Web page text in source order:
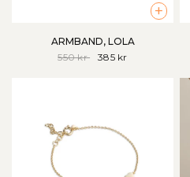
+
ARMBAND, LOLA
550 kr
385 kr